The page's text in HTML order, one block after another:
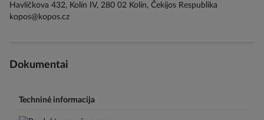
Havlíčkova 432, Kolín IV, 280 02 Kolín, Čekijos Respublika
kopos@kopos.cz
Dokumentai
Techninė informacija